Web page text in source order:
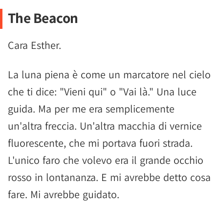
The Beacon
Cara Esther.
La luna piena è come un marcatore nel cielo
che ti dice: "Vieni qui" o "Vai là." Una luce
guida. Ma per me era semplicemente
un'altra freccia. Un'altra macchia di vernice
fluorescente, che mi portava fuori strada.
L'unico faro che volevo era il grande occhio
rosso in lontananza. E mi avrebbe detto cosa
fare. Mi avrebbe guidato.